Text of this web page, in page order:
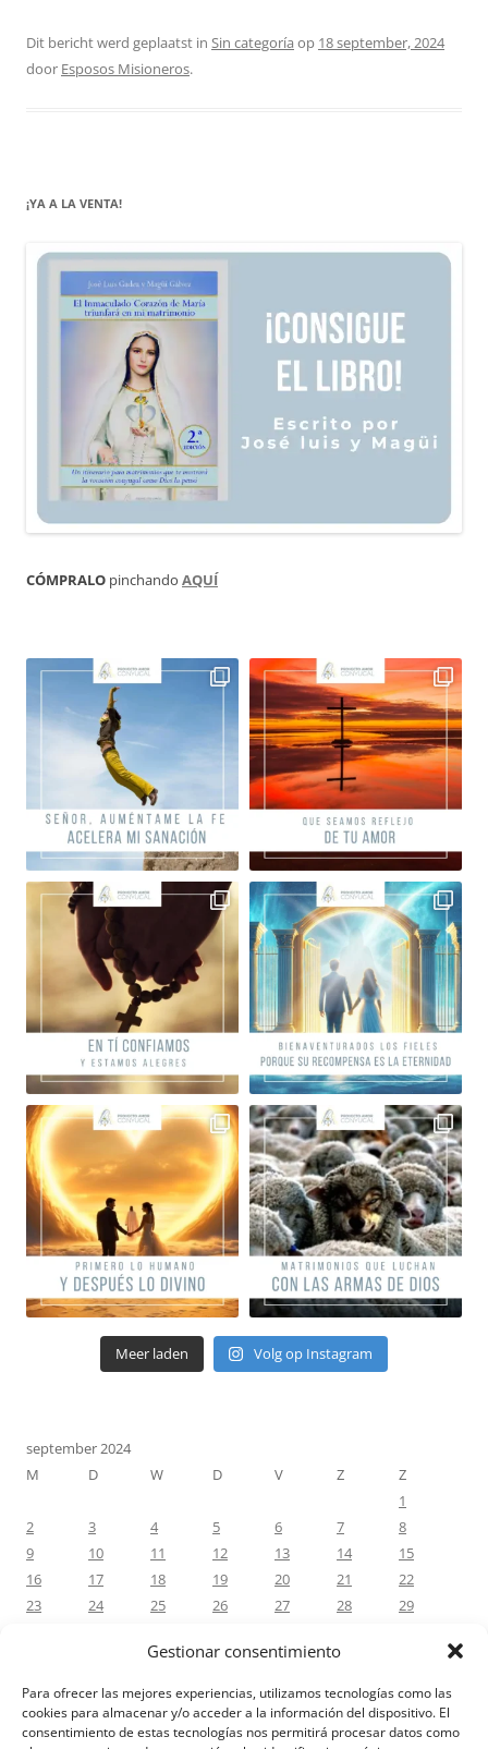
Gestionar consentimiento
Para ofrecer las mejores experiencias, utilizamos tecnologías como las
cookies para almacenar y/o acceder a la información del dispositivo. El
consentimiento de estas tecnologías nos permitirá procesar datos como
Dit bericht werd geplaatst in Sin categoría op 18 september, 2024
door Esposos Misioneros.
¡YA A LA VENTA!
CÓMPRALO pinchando AQUÍ
Meer laden Volg op Instagram
september 2024
M
D W D V Z
Z
1
2
3 4 5 6 7
8
9
10 11 12 13 14
15
16
17 18 19 20 21
22
23
24 25 26 27 28
29
RECENTE REACTIES